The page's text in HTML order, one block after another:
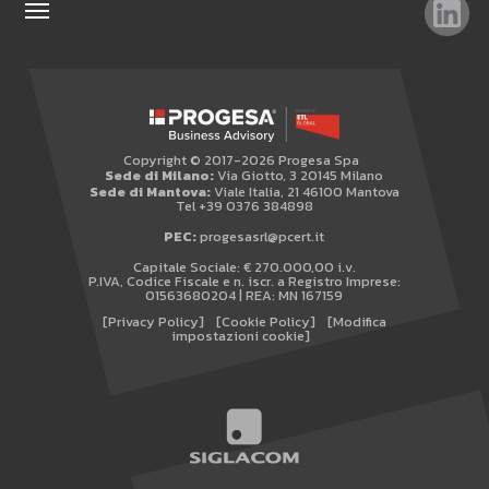
AREA RISERVATA
WHISTLEBLOWING
Copyright © 2017-2026 Progesa Spa
Sede di Milano:Via Giotto, 3 20145 Milano
Sede di Mantova:Viale Italia, 21 46100 Mantova
Tel +39 0376 384898
PEC:progesasrl@pcert.it
Capitale Sociale: € 270.000,00 i.v.
P.IVA, Codice Fiscale e n. iscr. a Registro Imprese:
01563680204 | REA: MN 167159
[Privacy Policy]
[Cookie Policy] [Modifica
impostazioni cookie]